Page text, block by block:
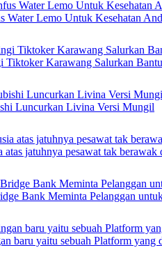
Water Lemo Untuk Kesehatan
Tiktoker Karawang Salurkan
Luncurkan Livina Versi Mungil
atas jatuhnya pesawat tak
Bank Meminta Pelanggan
baru yaitu sebuah Platform yang